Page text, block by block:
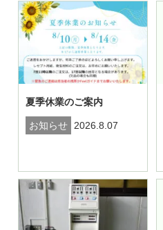
夏季休業のご案内
お知らせ 2026.8.07